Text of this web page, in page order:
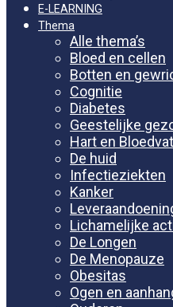
E-LEARNING
Thema
Alle thema’s
Bloed en cellen
Botten en
Cognitie
Diabetes
Geestelijke
Hart en
De huid
Infectieziekten
Kanker
Lichamelijke
De Longen
De Menopauze
Obesitas
Ogen en